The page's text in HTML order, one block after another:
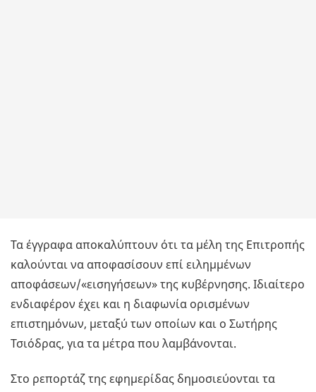
Τα έγγραφα αποκαλύπτουν ότι τα μέλη της Επιτροπής
καλούνται να αποφασίσουν επί ειλημμένων
αποφάσεων/«εισηγήσεων» της κυβέρνησης. Ιδιαίτερο
ενδιαφέρον έχει και η διαφωνία ορισμένων
επιστημόνων, μεταξύ των οποίων και ο Σωτήρης
Τσιόδρας, για τα μέτρα που λαμβάνονται.
Στο ρεπορτάζ της εφημερίδας δημοσιεύονται τα